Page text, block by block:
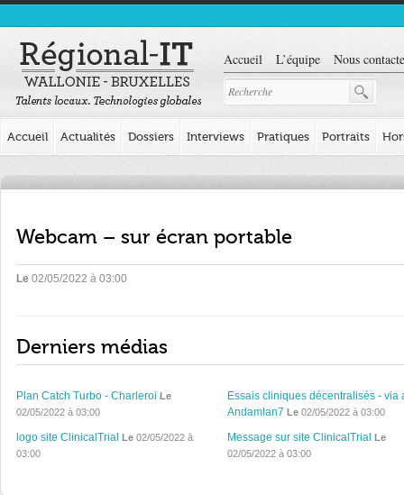
Accueil L’équipe Nous
Accueil Actualités Dossiers Interviews Pratiques Portraits
Webcam – sur écran portable
Le 02/05/2022 à 03:00
Derniers médias
Plan Catch Turbo - Charleroi Le
02/05/2022 à 03:00
Essais cliniques décentralisés - via
Andamlan7 Le02/05/2022 à 03:00
logo site ClinicalTrial Le 02/05/2022 à
03:00
Message sur site ClinicalTrial Le
02/05/2022 à 03:00